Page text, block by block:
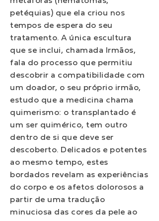
petéquias) que ela criou nos
tempos de espera do seu
tratamento. A única escultura
que se inclui, chamada Irmãos,
fala do processo que permitiu
descobrir a compatibilidade com
um doador, o seu próprio irmão,
estudo que a medicina chama
quimerismo: o transplantado é
um ser quimérico, tem outro
dentro de si que deve ser
descoberto. Delicados e potentes
ao mesmo tempo, estes
bordados revelam as experiências
do corpo e os afetos dolorosos a
partir de uma tradução
minuciosa das cores da pele ao